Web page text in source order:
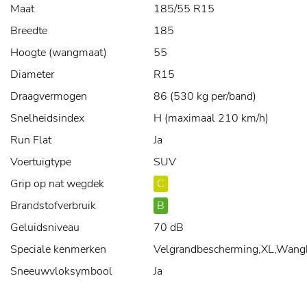
Maat
185/55 R15
Breedte
185
Hoogte (wangmaat)
55
Diameter
R15
Draagvermogen
86 (530 kg per/band)
Snelheidsindex
H (maximaal 210 km/h)
Run Flat
Ja
Voertuigtype
SUV
Grip op nat wegdek
C
Brandstofverbruik
B
Geluidsniveau
70 dB
Speciale kenmerken
Sneeuwvloksymbool
Ja